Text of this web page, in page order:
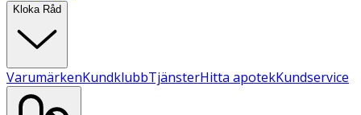
Kloka Råd
VarumärkenKundklubbTjänsterHitta apotekKundservice